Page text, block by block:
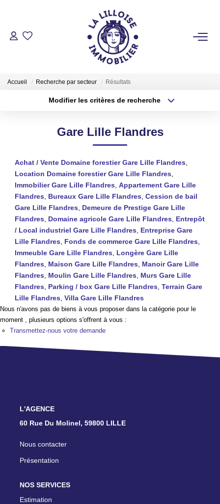
ACHETER
Tous Nos Biens
VENDRE
GESTION LOCATIVE
TRANSACTIONS RÉALISÉES
NOTRE AGENCE
EN
Accueil Recherche par secteur Résultats
Modifier les critères de recherche
Budget max Plus de critères
Créer une alerte
Gare Lille Flandres
Achat / Vente Domaine forestier Gare Lille Flandres
Location Domaine forestier Gare Lille Flandres
Immobilier Gare Lille Flandres Appartement Gare Lille
Flandres
Bureaux Gare Lille Flandres Cession de bail
Gare Lille Flandres
Demeure de Prestige Gare Lille
Flandres
Domaine agricole Gare Lille Flandres
Entrepôt
/ Local industriel Gare Lille Flandres
Entreprise Gare
Lille Flandres
Fonds de commerce Gare Lille Flandres
Immeuble Gare Lille Flandres
Longère Gare Lille
Flandres
Maison Gare Lille Flandres
Manoir Gare Lille
Flandres
Moulin Gare Lille Flandres
Murs Gare Lille
Flandres
Parking / box Gare Lille Flandres Terrain Gare
Lille Flandres Villa Gare Lille Flandres
Nous n'avons pas de biens à vous proposer dans la catégorie pour le
moment , plusieurs options s'offrent à vous :
Transmettez-nous votre demande
L'AGENCE
60 Rue Du Molinel, 59800 LILLE
Nous contacter
Présentation
NOS SERVICES
Estimation